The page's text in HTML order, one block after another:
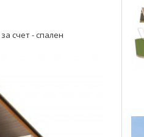
счет - спален